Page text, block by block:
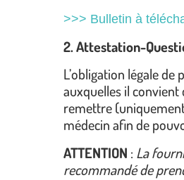
>>> Bulletin à
2. Attestation-
L’obligation légale de
auxquelles il convient
remettre
médecin afin de
ATTENTION : La
recommandé de